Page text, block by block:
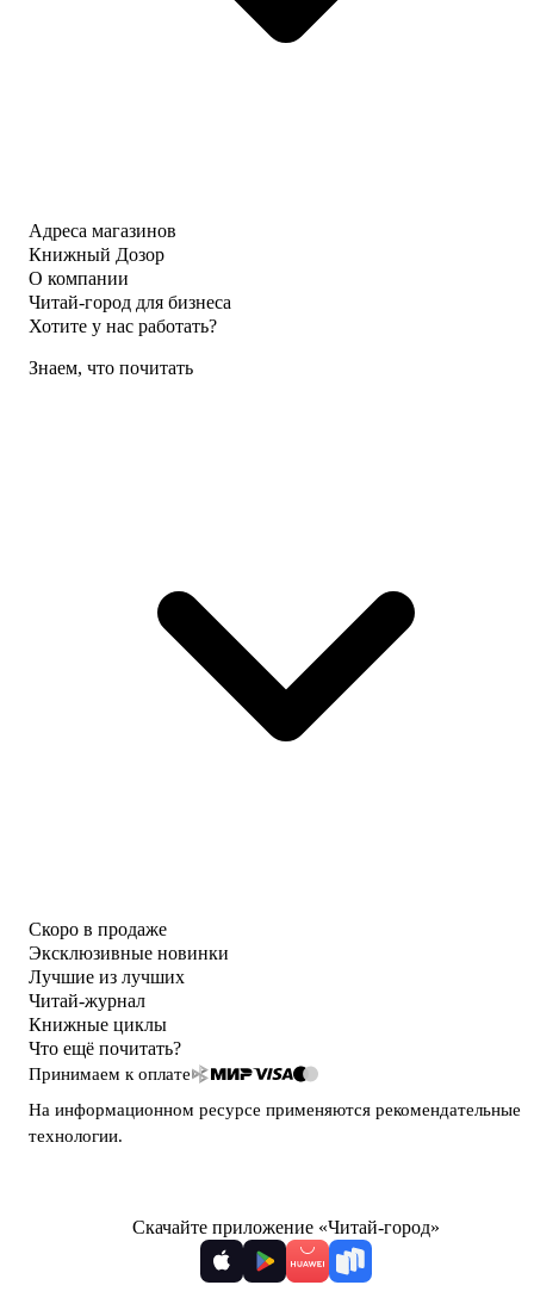
Адреса магазинов
Книжный Дозор
О компании
Читай-город для бизнеса
Хотите у нас работать?
Знаем, что почитать
Скоро в продаже
Эксклюзивные новинки
Лучшие из лучших
Читай-журнал
Книжные циклы
Что ещё почитать?
Принимаем к оплате
На информационном ресурсе применяются рекомендательные
технологии.
Скачайте приложение «Читай-город»